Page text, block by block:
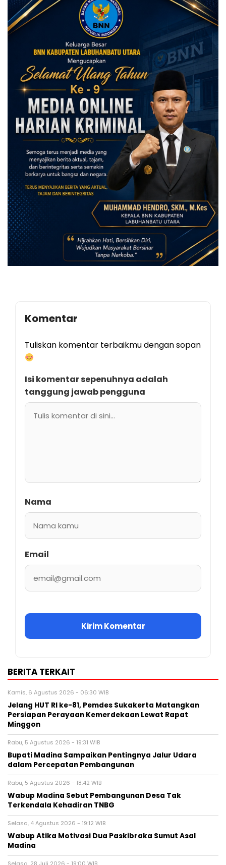
Komentar
Tuliskan komentar terbaikmu dengan sopan
Isi komentar sepenuhnya adalah
tanggung jawab pengguna
Nama
Email
BERITA TERKAIT
Kamis, 6 Agustus 2026 - 06:30 WIB
Jelang HUT RI ke-81, Pemdes Sukakerta Matangkan
Persiapan Perayaan Kemerdekaan Lewat Rapat
Minggon
Rabu, 5 Agustus 2026 - 19:31 WIB
Bupati Madina Sampaikan Pentingnya Jalur Udara
dalam Percepatan Pembangunan
Rabu, 5 Agustus 2026 - 18:42 WIB
Wabup Madina Sebut Pembangunan Desa Tak
Terkendala Kehadiran TNBG
Selasa, 4 Agustus 2026 - 19:12 WIB
Wabup Atika Motivasi Dua Paskibraka Sumut Asal
Madina